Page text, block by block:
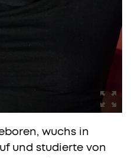
wuchs in
und studierte von